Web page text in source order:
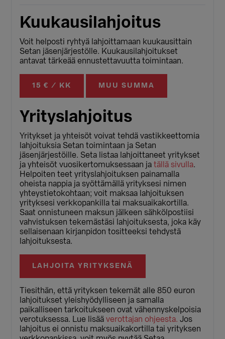
Kuukausilahjoitus
Voit helposti ryhtyä lahjoittamaan kuukausittain
Setan jäsenjärjestölle. Kuukausilahjoitukset
antavat tärkeää ennustettavuutta toimintaan.
15 € / KK MUU SUMMA
Yrityslahjoitus
Yritykset ja yhteisöt voivat tehdä vastikkeettomia
lahjoituksia Setan toimintaan ja Setan
jäsenjärjestöille. Seta listaa lahjoittaneet yritykset
ja yhteisöt vuosikertomuksessaan jatällä sivulla.
Helpoiten teet yrityslahjoituksen painamalla
oheista nappia ja syöttämällä yrityksesi nimen
yhteystietokohtaan; voit maksaa lahjoituksen
yrityksesi verkkopankilla tai maksuaikakortilla.
Saat onnistuneen maksun jälkeen sähkölpostiisi
vahvistuksen tekemästäsi lahjoituksesta, joka käy
sellaisenaan kirjanpidon tositteeksi tehdystä
lahjoituksesta.
LAHJOITA YRITYKSENÄ
Tiesithän, että yrityksen tekemät alle 850 euron
lahjoitukset yleishyödylliseen ja samalla
paikalliseen tarkoitukseen ovat vähennyskelpoisia
verotuksessa. Lue lisääverottajan ohjeesta. Jos
lahjoitus ei onnistu maksuaikakortilla tai yrityksen